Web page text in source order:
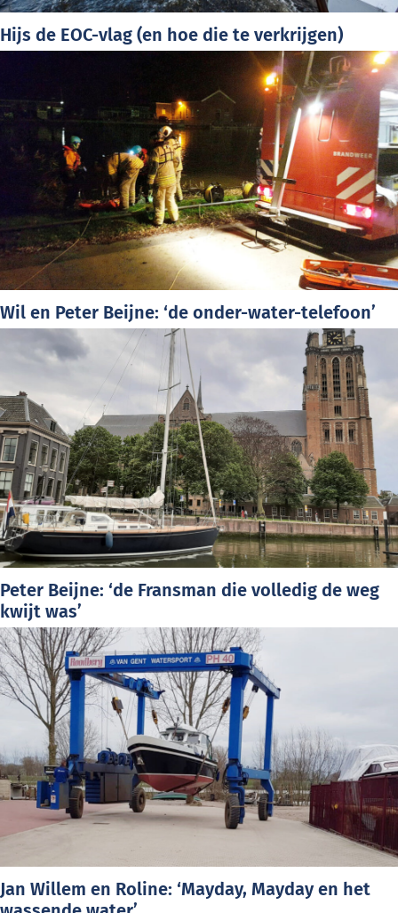
Hijs de EOC-vlag (en hoe die te verkrijgen)
Wil en Peter Beijne: ‘de onder-water-telefoon’
Peter Beijne: ‘de Fransman die volledig de weg
kwijt was’
Jan Willem en Roline: ‘Mayday, Mayday en het